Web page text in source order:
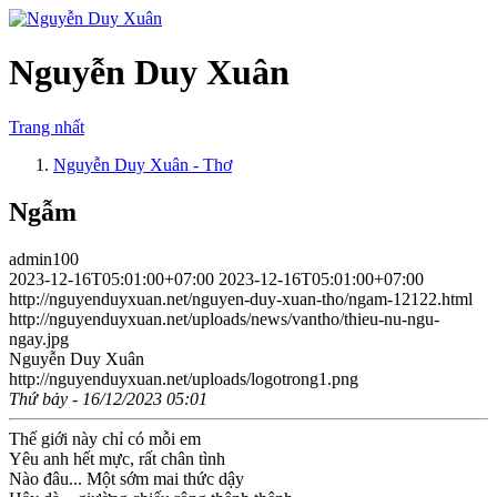
Nguyễn Duy Xuân
Trang nhất
Nguyễn Duy Xuân - Thơ
Ngẫm
admin100
2023-12-16T05:01:00+07:00 2023-12-16T05:01:00+07:00
http://nguyenduyxuan.net/nguyen-duy-xuan-tho/ngam-12122.html
http://nguyenduyxuan.net/uploads/news/vantho/thieu-nu-ngu-
ngay.jpg
Nguyễn Duy Xuân
http://nguyenduyxuan.net/uploads/logotrong1.png
Thứ bảy - 16/12/2023 05:01
Thế giới này chỉ có mỗi em
Yêu anh hết mực, rất chân tình
Nào đâu... Một sớm mai thức dậy